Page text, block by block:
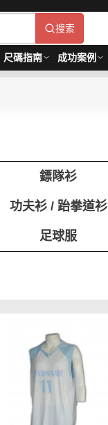
搜索
尺碼指南 成功案例
鏢隊衫
功夫衫 / 跆拳道衫
足球服